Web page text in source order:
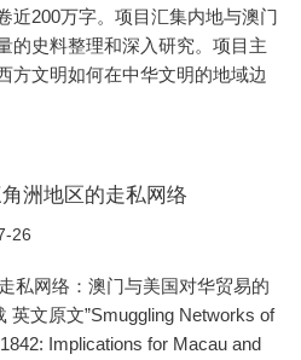
近200万字。项目汇集内地与澳门
的史料整理和深入研究。项目主
方文明如何在中华文明的地域边
洲地区的走私网络
26
私网络：澳门与美国对华贸易的
英文原文”Smuggling Networks of
Implications for Macau and